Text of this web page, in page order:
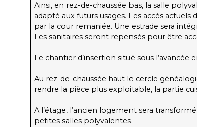
Ainsi, en rez-de-chaussée bas, la salle
adapté aux futurs usages. Les accès
par la cour remaniée. Une estrade sera
Les sanitaires seront repensés pour être
Le chantier d’insertion situé sous
Au rez-de-chaussée haut le cercle
rendre la pièce plus exploitable, la partie
A l’étage, l’ancien logement sera
petites salles polyvalentes.